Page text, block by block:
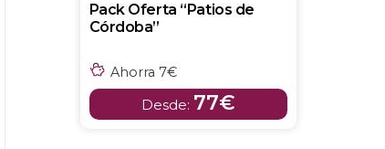
Pack Oferta “Patios de
Córdoba”
Ahorra 7€
Desde: 77€